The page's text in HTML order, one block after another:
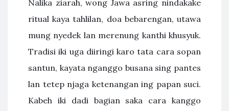
Nalika ziarah, wong Jawa asring nindakake
ritual kaya tahlilan, doa bebarengan, utawa
mung nyedek lan merenung kanthi khusyuk.
Tradisi iki uga diiringi karo tata cara sopan
santun, kayata nganggo busana sing pantes
lan tetep njaga ketenangan ing papan suci.
Kabeh iki dadi bagian saka cara kanggo